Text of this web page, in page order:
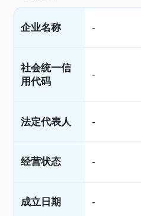
企业名称 -
社会统一信
用代码
-
法定代表人 -
经营状态 -
成立日期 -